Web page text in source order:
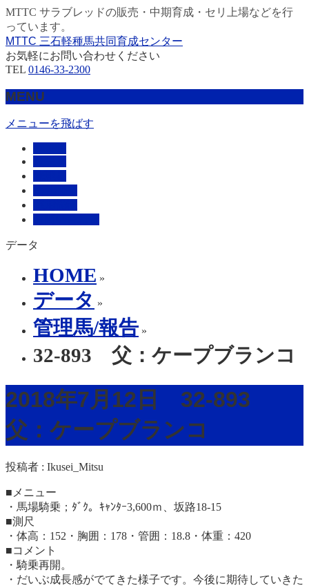
MTTC サラブレッドの販売・中期育成・セリ上場などを行
っています。
MTTC 三石軽種馬共同育成センター
お気軽にお問い合わせください
TEL 0146-33-2300
MENU
メニューを飛ばす
データ
HOME »
データ »
管理馬/報告 »
32-893 父：ケープブランコ
2018年7月12日 32-893
父：ケープブランコ
投稿者 : Ikusei_Mitsu
■メニュー
・馬場騎乗；ﾀﾞｸ。ｷｬﾝﾀｰ3,600ｍ、坂路18-15
■測尺
・体高：152・胸囲：178・管囲：18.8・体重：420
■コメント
・騎乗再開。
・だいぶ成長感がでてきた様子です。今後に期待していきた